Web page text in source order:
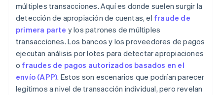
múltiples transacciones. Aquí es donde suelen surgir la
detección de apropiación de cuentas, el fraude de
primera parte y los patrones de múltiples
transacciones. Los bancos y los proveedores de pagos
ejecutan análisis por lotes para detectar apropiaciones
o fraudes de pagos autorizados basados en el
envío (APP). Estos son escenarios que podrían parecer
legítimos a nivel de transacción individual, pero revelan